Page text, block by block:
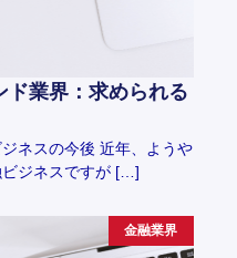
ド業界：求められる
ネスの今後 近年、ようや
ビジネスですが […]
金融業界